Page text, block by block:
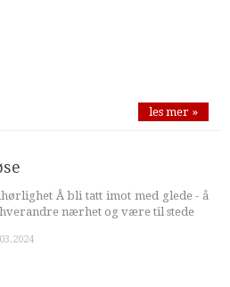
les mer »
Å bli tatt imot med glede - å
nærhet og være til stede